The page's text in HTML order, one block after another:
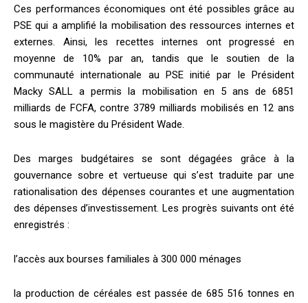
Ces performances économiques ont été possibles grâce au
PSE qui a amplifié la mobilisation des ressources internes et
externes. Ainsi, les recettes internes ont progressé en
moyenne de 10% par an, tandis que le soutien de la
communauté internationale au PSE initié par le Président
Macky SALL a permis la mobilisation en 5 ans de 6851
milliards de FCFA, contre 3789 milliards mobilisés en 12 ans
sous le magistère du Président Wade.
Des marges budgétaires se sont dégagées grâce à la
gouvernance sobre et vertueuse qui s’est traduite par une
rationalisation des dépenses courantes et une augmentation
des dépenses d’investissement. Les progrès suivants ont été
enregistrés :
l’accès aux bourses familiales à 300 000 ménages
la production de céréales est passée de 685 516 tonnes en